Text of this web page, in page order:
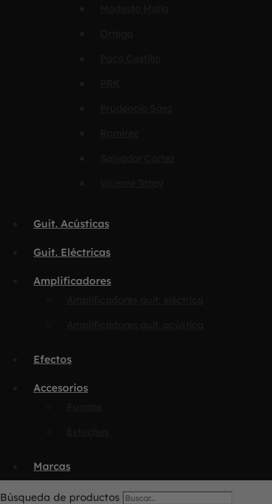
Guit. Acústicas
Guit. Eléctricas
Amplificadores
Efectos
Accesorios
Marcas
Búsqueda de productos